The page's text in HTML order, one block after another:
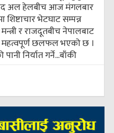
अल हेलबीच आज मंगलबार
शिष्टाचार भेटघाट सम्पन्न
र राजदूतबीच नेपालबाट
महत्वपूर्ण छलफल भएको छ ।
निर्यात गर्ने...बाँकी